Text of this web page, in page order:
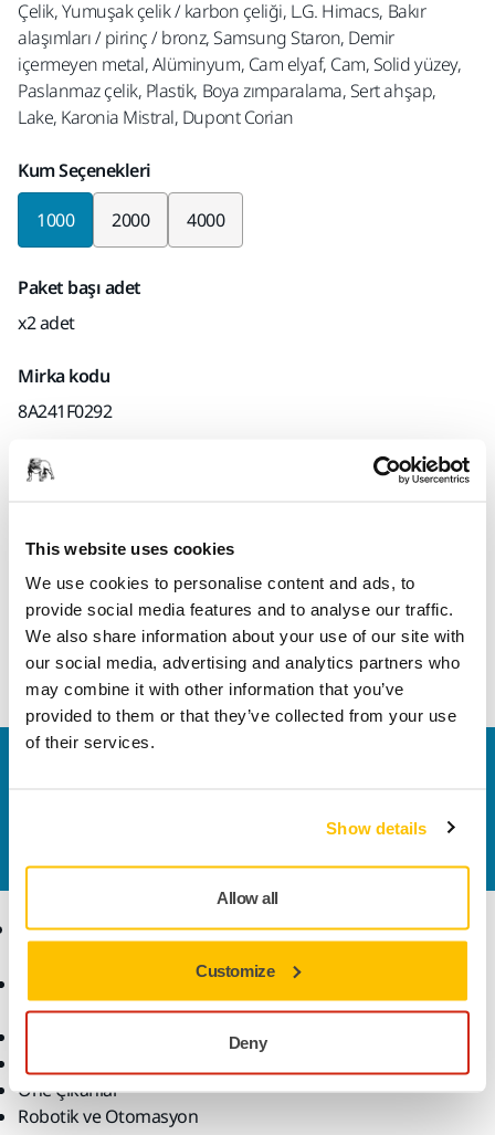
This website uses cookies
We use cookies to personalise content and ads, to
provide social media features and to analyse our traffic.
We also share information about your use of our site with
our social media, advertising and analytics partners who
may combine it with other information that you’ve
provided to them or that they’ve collected from your use
of their services.
Show details
Allow all
Customize
Deny
Çelik, Yumuşak çelik / karbon çeliği, L.G. Himacs, Bakır
alaşımları / pirinç / bronz, Samsung Staron, Demir
içermeyen metal, Alüminyum, Cam elyaf, Cam, Solid yüzey,
Paslanmaz çelik, Plastik, Boya zımparalama, Sert ahşap,
Lake, Karonia Mistral, Dupont Corian
Kum Seçenekleri
1000 2000 4000
Paket başı adet
x2 adet
Mirka kodu
8A241F0292
Mirka Altın Kaplama Sisteminin bir parçası - hızlı ve basit
boya sonrası çözümü.
ve uzman ekibimiz sorularınızı
Ürünler
Malzemeler
Öne Çıkanlar
Robotik ve Otomasyon
Uzmanlık
Sektörler
Uygulamalar
Çözümler